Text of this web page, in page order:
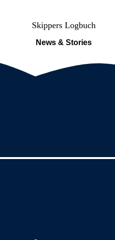
Skippers Logbuch
News & Stories